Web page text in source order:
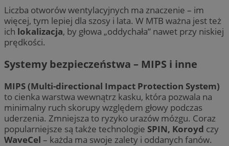
Liczba otworów wentylacyjnych ma znaczenie – im
więcej, tym lepiej dla szosy i lata. W MTB ważna jest też
ich lokalizacja, by głowa „oddychała” nawet przy niskiej
prędkości.
Systemy bezpieczeństwa – MIPS i inne
MIPS (Multi-directional Impact Protection System)
to cienka warstwa wewnątrz kasku, która pozwala na
minimalny ruch skorupy względem głowy podczas
uderzenia. Zmniejsza to ryzyko urazów mózgu. Coraz
popularniejsze są także technologie SPIN, Koroyd czy
WaveCel – każda ma swoje zalety i oddanych fanów.